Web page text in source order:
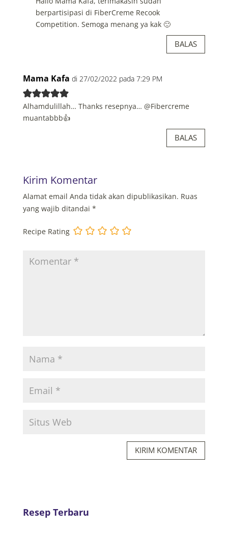
berpartisipasi di FiberCreme Recook
Competition. Semoga menang ya kak 🙂
BALAS
Mama Kafa di 27/02/2022 pada 7:29 PM
Alhamdulillah… Thanks resepnya… @Fibercreme
muantabbb👍
BALAS
Kirim Komentar
Alamat email Anda tidak akan dipublikasikan. Ruas
yang wajib ditandai *
Recipe Rating
KIRIM KOMENTAR
Resep Terbaru